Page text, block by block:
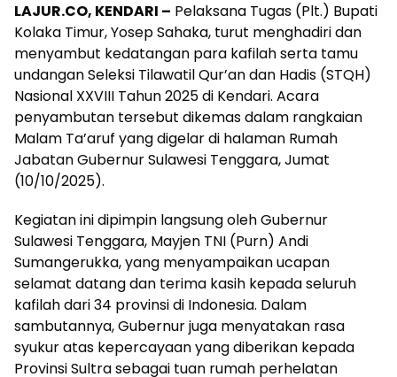
LAJUR.CO, KENDARI – Pelaksana Tugas (Plt.) Bupati
Kolaka Timur, Yosep Sahaka, turut menghadiri dan
menyambut kedatangan para kafilah serta tamu
undangan Seleksi Tilawatil Qur’an dan Hadis (STQH)
Nasional XXVIII Tahun 2025 di Kendari. Acara
penyambutan tersebut dikemas dalam rangkaian
Malam Ta’aruf yang digelar di halaman Rumah
Jabatan Gubernur Sulawesi Tenggara, Jumat
(10/10/2025).
Kegiatan ini dipimpin langsung oleh Gubernur
Sulawesi Tenggara, Mayjen TNI (Purn) Andi
Sumangerukka, yang menyampaikan ucapan
selamat datang dan terima kasih kepada seluruh
kafilah dari 34 provinsi di Indonesia. Dalam
sambutannya, Gubernur juga menyatakan rasa
syukur atas kepercayaan yang diberikan kepada
Provinsi Sultra sebagai tuan rumah perhelatan